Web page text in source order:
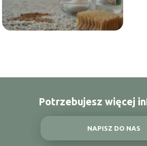
Potrzebujesz więcej
NAPISZ DO NAS